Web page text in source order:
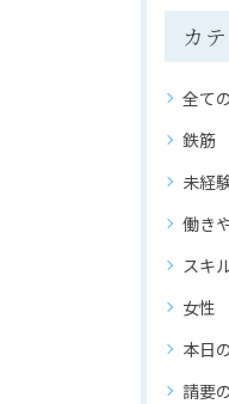
カ
全て
鉄筋
未経
働き
スキ
女性
本日
請要